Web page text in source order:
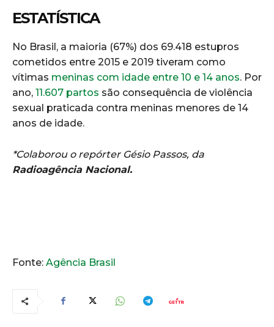
ESTATÍSTICA
No Brasil, a maioria (67%) dos 69.418 estupros
cometidos entre 2015 e 2019 tiveram como
vítimas meninas com idade entre 10 e 14 anos. Por
ano, 11.607 partos são consequência de violência
sexual praticada contra meninas menores de 14
anos de idade.
*Colaborou o repórter Gésio Passos, da
Radioagência Nacional.
Fonte: Agência Brasil